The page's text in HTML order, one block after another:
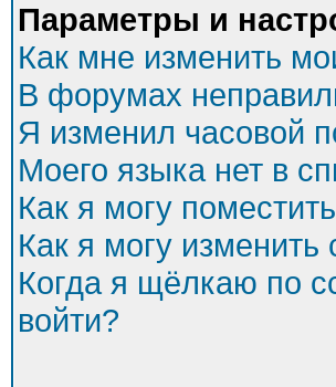
Параметры и
Как мне изменить
В форумах
Я изменил часовой
Моего языка нет в
Как я могу
Как я могу изменить
Когда я щёлкаю по
войти?